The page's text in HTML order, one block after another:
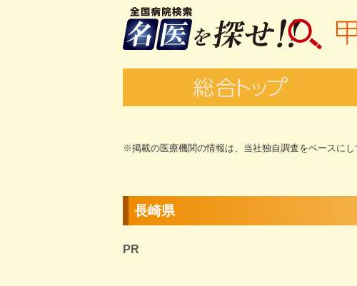
※掲載の医療機関の情報は、当社独自調査をベースに
長崎県
PR